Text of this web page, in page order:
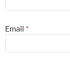
Email *